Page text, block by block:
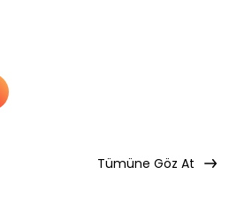
Tümüne Göz At